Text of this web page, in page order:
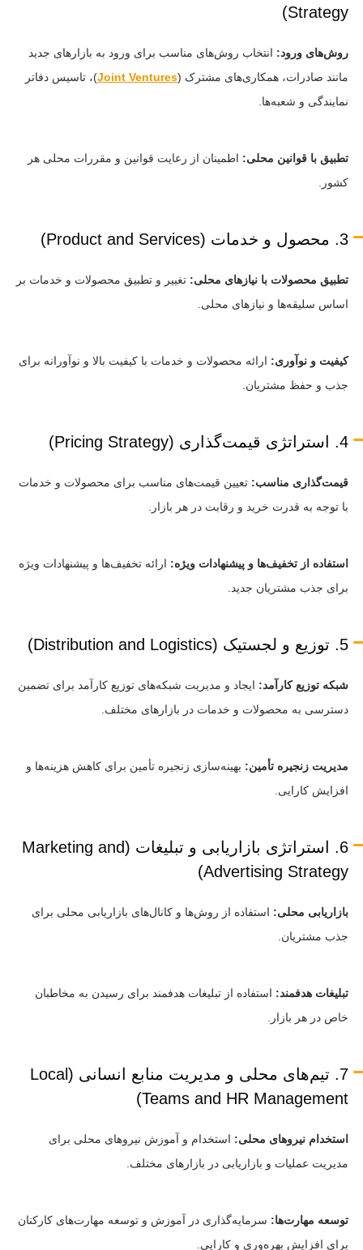
Strategy)
روش‌های ورود: انتخاب روش‌های مناسب برای ورود به بازارهای جدید
مانند صادرات، همکاری‌های مشترک (Joint Ventures)، تاسیس دفاتر
نمایندگی و شعبه‌ها.
تطبیق با قوانین محلی: اطمینان از رعایت قوانین و مقررات محلی هر
کشور.
3. محصول و خدمات (Product and Services)
تطبیق محصولات با نیازهای محلی: تغییر و تطبیق محصولات و خدمات بر
اساس سلیقه‌ها و نیازهای محلی.
کیفیت و نوآوری: ارائه محصولات و خدمات با کیفیت بالا و نوآورانه برای
جذب و حفظ مشتریان.
4. استراتژی قیمت‌گذاری (Pricing Strategy)
قیمت‌گذاری مناسب: تعیین قیمت‌های مناسب برای محصولات و خدمات
با توجه به قدرت خرید و رقابت در هر بازار.
استفاده از تخفیف‌ها و پیشنهادات ویژه: ارائه تخفیف‌ها و پیشنهادات ویژه
برای جذب مشتریان جدید.
5. توزیع و لجستیک (Distribution and Logistics)
شبکه توزیع کارآمد: ایجاد و مدیریت شبکه‌های توزیع کارآمد برای تضمین
دسترسی به محصولات و خدمات در بازارهای مختلف.
مدیریت زنجیره تأمین: بهینه‌سازی زنجیره تأمین برای کاهش هزینه‌ها و
افزایش کارایی.
6. استراتژی بازاریابی و تبلیغات (Marketing and
Advertising Strategy)
بازاریابی محلی: استفاده از روش‌ها و کانال‌های بازاریابی محلی برای
جذب مشتریان.
تبلیغات هدفمند: استفاده از تبلیغات هدفمند برای رسیدن به مخاطبان
خاص در هر بازار.
7. تیم‌های محلی و مدیریت منابع انسانی (Local
Teams and HR Management)
استخدام نیروهای محلی: استخدام و آموزش نیروهای محلی برای
مدیریت عملیات و بازاریابی در بازارهای مختلف.
توسعه مهارت‌ها: سرمایه‌گذاری در آموزش و توسعه مهارت‌های کارکنان
برای افزایش بهره‌وری و کارایی.